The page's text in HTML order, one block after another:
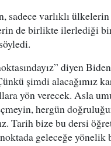
sadece varlıklı
de birlikte ilerlediği
diyen
şimdi alacağımız
yön verecek. Asla
hergün
Tarih bize bu dersi
geleceğe yönelik